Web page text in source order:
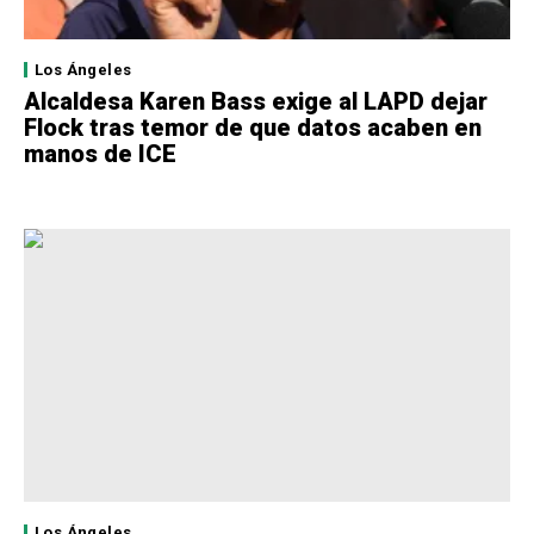
Los Ángeles
Alcaldesa Karen Bass exige al LAPD dejar
Flock tras temor de que datos acaben en
manos de ICE